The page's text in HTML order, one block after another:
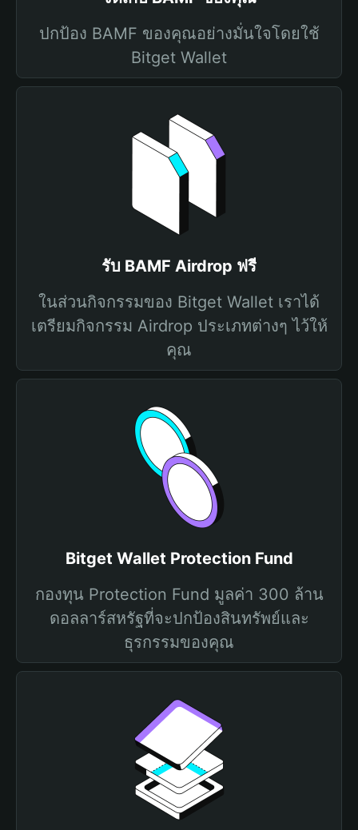
ปกป้อง BAMF ของคุณอย่างมั่นใจโดยใช้
Bitget Wallet
รับ BAMF Airdrop ฟรี
ในส่วนกิจกรรมของ Bitget Wallet เราได้
เตรียมกิจกรรม Airdrop ประเภทต่างๆ ไว้ให้
คุณ
Bitget Wallet Protection Fund
กองทุน Protection Fund มูลค่า 300 ล้าน
ดอลลาร์สหรัฐที่จะปกป้องสินทรัพย์และ
ธุรกรรมของคุณ